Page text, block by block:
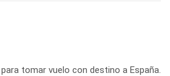
tomar vuelo con destino a España.